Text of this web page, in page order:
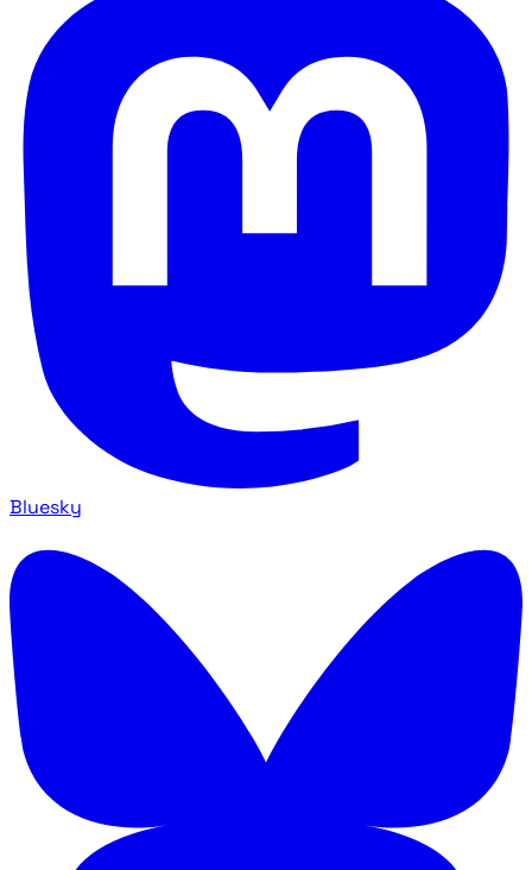
Bluesky